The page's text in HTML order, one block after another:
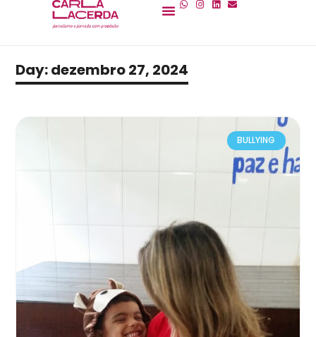
Day: dezembro 27, 2024
BULLYING